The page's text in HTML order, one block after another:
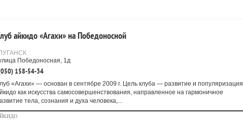
айкидо «Агахи» на Победоносной
Победоносная, 1д
158-54-34
«Агахи» — основан в сентябре 2009 г. Цель клуба — развитие и популяризация
как искусства самосовершенствования, направленное на гармоничное
тела, сознания и духа человека,...